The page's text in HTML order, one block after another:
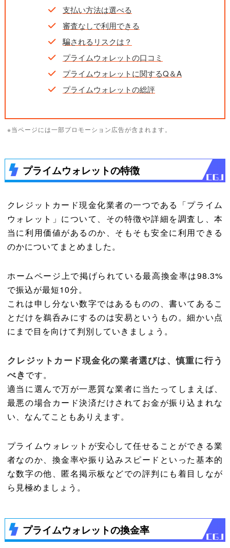
支払い方法は選べる
審査なしで利用できる
騙されるリスクは？
プライムウォレットの口コミ
プライムウォレットに関するQ＆A
プライムウォレットの総評
※当ページには一部プロモーション広告が含まれます。
プライムウォレットの特徴
クレジットカード現金化業者の一つである「プライム
ウォレット」について、その特徴や詳細を調査し、本
当に利用価値があるのか、そもそも安全に利用できる
のかについてまとめました。
ホームページ上で掲げられている最高換金率は98.3%
で振込が最短10分。
これは申し分ない数字ではあるものの、書いてあるこ
とだけを鵜呑みにするのは安易というもの。細かい点
にまで目を向けて判別していきましょう。
クレジットカード現金化の業者選びは、慎重に行う
べき です。
適当に選んで万が一悪質な業者に当たってしまえば、
最悪の場合カード決済だけされてお金が振り込まれな
い、なんてこともありえます。
プライムウォレットが安心して任せることができる業
者なのか、換金率や振り込みスピードといった基本的
な数字の他、匿名掲示板などでの評判にも着目しなが
ら見極めましょう。
プライムウォレットの換金率